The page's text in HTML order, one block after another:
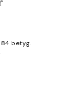
betyg.